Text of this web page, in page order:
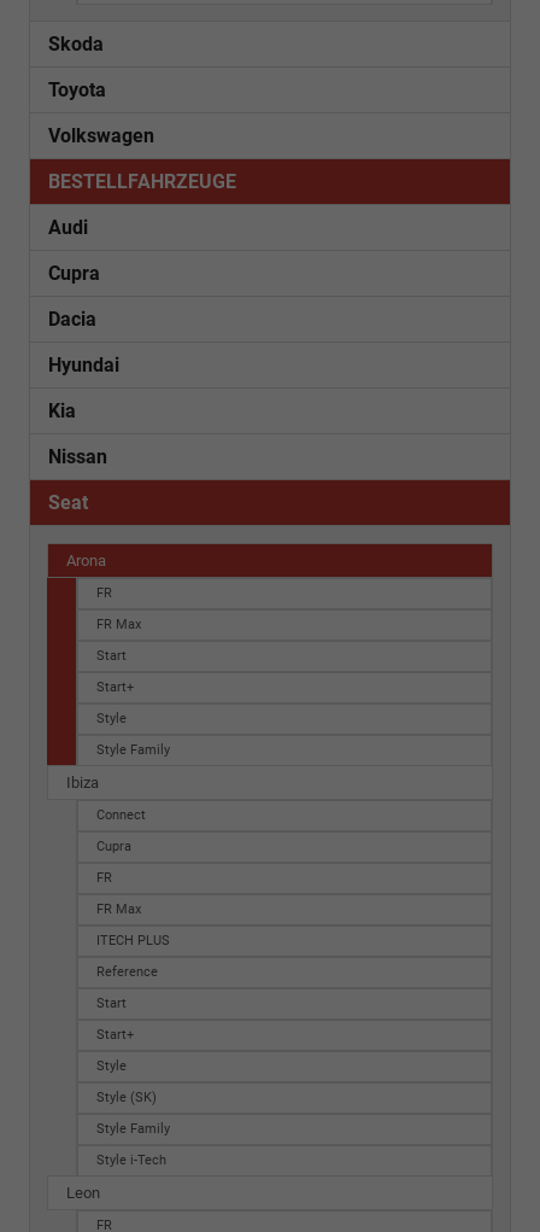
Skoda
Toyota
Volkswagen
BESTELLFAHRZEUGE
Audi
Cupra
Dacia
Hyundai
Kia
Nissan
Seat
Arona
FR
FR Max
Start
Start+
Style
Style Family
Ibiza
Connect
Cupra
FR
FR Max
ITECH PLUS
Reference
Start
Start+
Style
Style (SK)
Style Family
Style i-Tech
Leon
FR